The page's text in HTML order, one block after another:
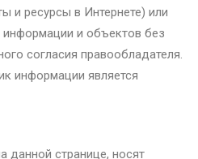
и ресурсы в Интернете) или
и объектов без
согласия правообладателя.
информации является
данной странице, носят